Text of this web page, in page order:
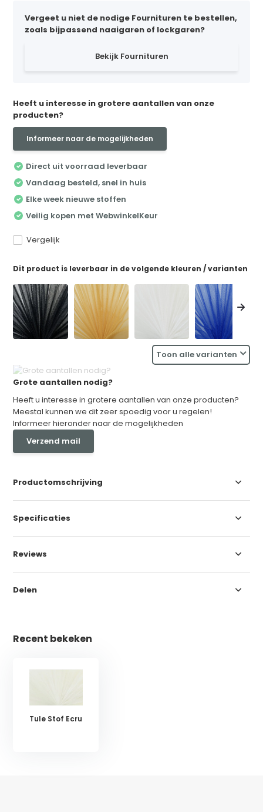
Vergeet u niet de nodige Fournituren te bestellen,
zoals bijpassend naaigaren of lockgaren?
Bekijk Fournituren
Heeft u interesse in grotere aantallen van onze
producten?
Informeer naar de mogelijkheden
Direct uit voorraad leverbaar
Vandaag besteld, snel in huis
Elke week nieuwe stoffen
Veilig kopen met WebwinkelKeur
Vergelijk
Dit product is leverbaar in de volgende kleuren / varianten
Toon alle varianten
Grote aantallen nodig?
Heeft u interesse in grotere aantallen van onze producten?
Meestal kunnen we dit zeer spoedig voor u regelen!
Informeer hieronder naar de mogelijkheden
Verzend mail
Productomschrijving
Specificaties
Reviews
Delen
Recent bekeken
Tule Stof Ecru